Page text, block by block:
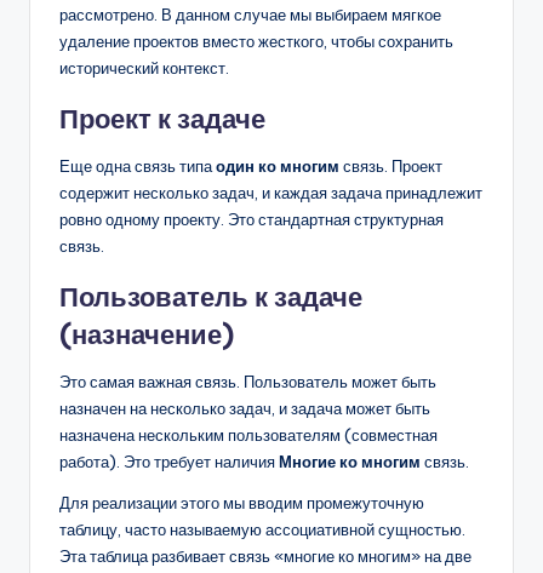
рассмотрено. В данном случае мы выбираем мягкое
удаление проектов вместо жесткого, чтобы сохранить
исторический контекст.
Проект к задаче
Еще одна связь типаодин ко многим связь. Проект
содержит несколько задач, и каждая задача принадлежит
ровно одному проекту. Это стандартная структурная
связь.
Пользователь к задаче
(назначение)
Это самая важная связь. Пользователь может быть
назначен на несколько задач, и задача может быть
назначена нескольким пользователям (совместная
работа). Это требует наличияМногие ко многим связь.
Для реализации этого мы вводим промежуточную
таблицу, часто называемую ассоциативной сущностью.
Эта таблица разбивает связь «многие ко многим» на две